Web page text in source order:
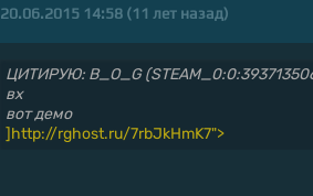
20.06.2015 14:58 (11 лет назад)
ЦИТИРУЮ: B_O_G
вх
вот демо
]http://rghost.ru/7rbJkHmK7">